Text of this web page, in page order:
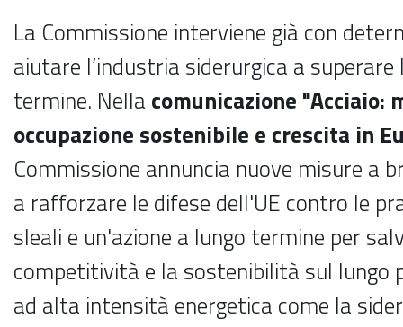
La Commissione interviene già con
aiutare l’industria siderurgica a
termine. Nella comunicazione "Acciaio:
occupazione sostenibile e crescita in
Commissione annuncia nuove misure a
a rafforzare le difese dell'UE contro le
sleali e un'azione a lungo termine per
competitività e la sostenibilità sul lungo
ad alta intensità energetica come la